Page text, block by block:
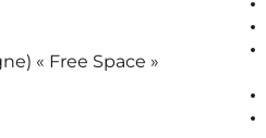
« Free Space »